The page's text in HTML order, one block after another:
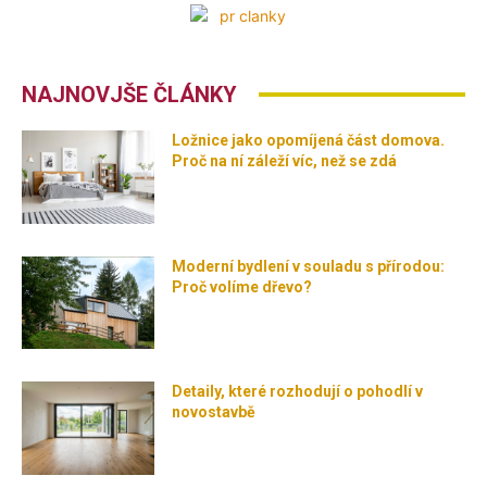
NAJNOVJŠE ČLÁNKY
Ložnice jako opomíjená část domova.
Proč na ní záleží víc, než se zdá
Moderní bydlení v souladu s přírodou:
Proč volíme dřevo?
Detaily, které rozhodují o pohodlí v
novostavbě